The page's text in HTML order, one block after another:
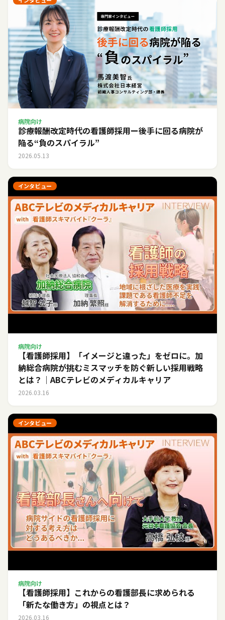
病院向け
診療報酬改定時代の看護師採用ー後手に回る病院が
陥る“負のスパイラル”
2026.05.13
インタビュー
病院向け
【看護師採用】「イメージと違った」をゼロに。加
納総合病院が挑むミスマッチを防ぐ新しい採用戦略
とは？｜ABCテレビのメディカルキャリア
2026.03.16
インタビュー
病院向け
【看護師採用】これからの看護部長に求められる
「新たな働き方」の視点とは？
2026.03.16